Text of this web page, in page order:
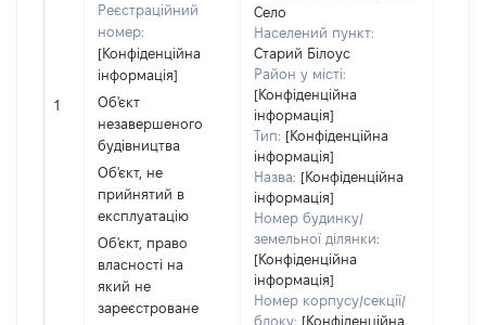
1
Реєстраційний
номер:
[Конфіденційна
інформація]
Об'єкт
незавершеного
будівництва
Об'єкт, не
прийнятий в
експлуатацію
Об'єкт, право
власності на
який не
зареєстроване
Село
Населений пункт:
Старий Білоус
Район у місті:
[Конфіденційна
інформація]
Тип: [Конфіденційна
інформація]
Назва: [Конфіденційна
інформація]
Номер будинку/
земельної ділянки:
[Конфіденційна
інформація]
Номер корпусу/секції/
блоку: [Конфіденційна